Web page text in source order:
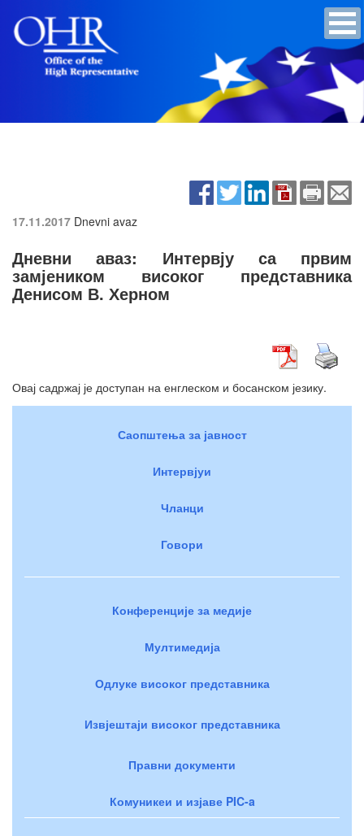
17.11.2017 Dnevni avaz
Дневни аваз: Интервју са првим
замјеником високог представника
Денисом В. Херном
Овај садржај је доступан на енглеском и босанском језику.
Саопштења за јавност
Интервјуи
Чланци
Говори
Конференције за медије
Мултимедија
Одлуке високог представника
Извјештаји високог представника
Правни документи
Комуникеи и изјаве PIC-a